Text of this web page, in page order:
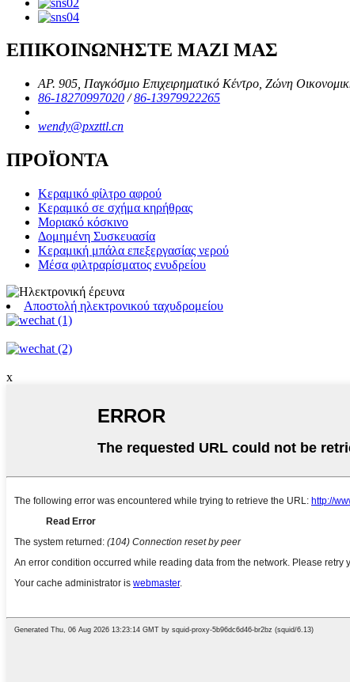
ΕΠΙΚΟΙΝΩΝΗΣΤΕ ΜΑΖΙ ΜΑΣ
ΑΡ. 905, Παγκόσμιο Επιχειρηματικό Κέντρο, Ζώνη
86-18270997020 /86-13979922265
wendy@pxzttl.cn
ΠΡΟΪΟΝΤΑ
Κεραμικό φίλτρο αφρού
Κεραμικό σε σχήμα κηρήθρας
Μοριακό κόσκινο
Δομημένη Συσκευασία
Κεραμική μπάλα επεξεργασίας νερού
Μέσα φιλτραρίσματος ενυδρείου
Αποστολή ηλεκτρονικού ταχυδρομείου
x